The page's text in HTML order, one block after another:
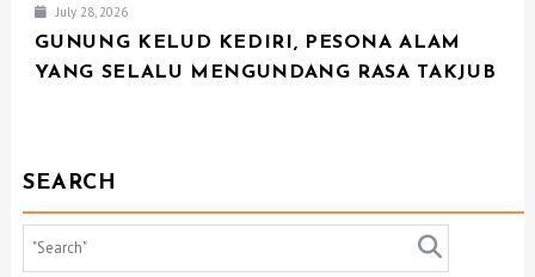
July 28, 2026
GUNUNG KELUD KEDIRI, PESONA ALAM
YANG SELALU MENGUNDANG RASA TAKJUB
SEARCH